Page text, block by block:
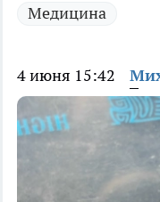
Медицина
4 июня 15:42